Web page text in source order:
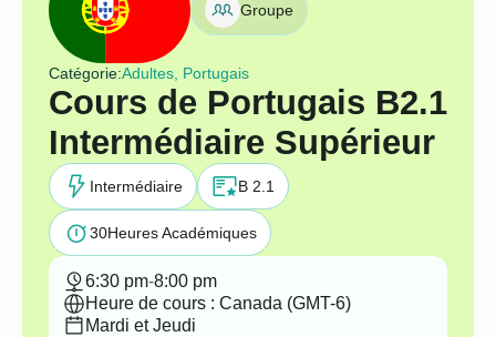
Groupe
Catégorie:Adultes, Portugais
Cours de Portugais B2.1
Intermédiaire Supérieur
Intermédiaire B 2.1
30Heures Académiques
6:30 pm-8:00 pm
Heure de cours : Canada (GMT-6)
Mardi et Jeudi